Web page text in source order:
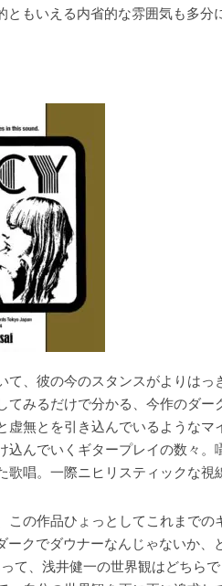
ともいえる内省的な雰囲気も多分
て、彼の今のスタンスがよりは
てみるだけで分かる、今作のダ
虚無とを引き込んでいるような
込んでいくギタープレイの数々
歌唱。一際ニヒリスティックな視
この作品ひょっとしてこれまで
ークでダウナーなんじゃないか
て、浅井健一の世界観はどちら